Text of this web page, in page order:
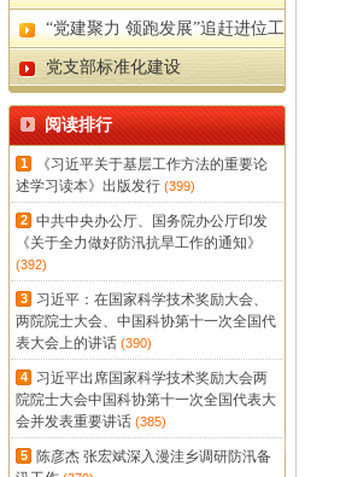
“党建聚力 领跑发展”追赶进位工
程
党支部标准化建设
阅读排行
1
《习近平关于基层工作方法的重要论
述学习读本》出版发行 (399)
2
中共中央办公厅、国务院办公厅印发
《关于全力做好防汛抗旱工作的通知》
(392)
3
习近平：在国家科学技术奖励大会、
两院院士大会、中国科协第十一次全国代
表大会上的讲话 (390)
4
习近平出席国家科学技术奖励大会两
院院士大会中国科协第十一次全国代表大
会并发表重要讲话 (385)
5
陈彦杰 张宏斌深入漫洼乡调研防汛备